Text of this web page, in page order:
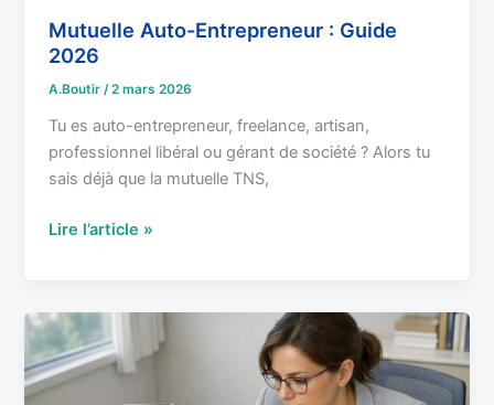
Mutuelle Auto-Entrepreneur : Guide
2026
A.Boutir/2 mars 2026
Tu es auto-entrepreneur, freelance, artisan,
professionnel libéral ou gérant de société ? Alors tu
sais déjà que la mutuelle TNS,
Lire l’article »
Critères
pour
choisir